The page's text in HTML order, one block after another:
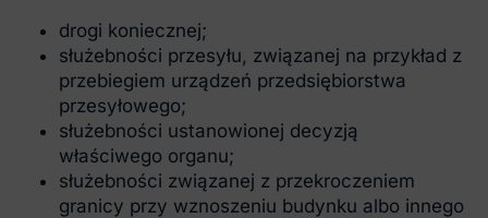
drogi koniecznej;
służebności przesyłu, związanej na przykład z
przebiegiem urządzeń przedsiębiorstwa
przesyłowego;
służebności ustanowionej decyzją
właściwego organu;
służebności związanej z przekroczeniem
granicy przy wznoszeniu budynku albo innego